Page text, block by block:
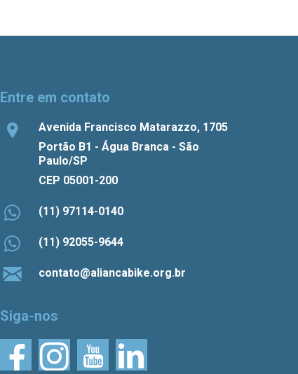
Entre em contato
Avenida Francisco Matarazzo, 1705
Portão B1 - Água Branca - São
Paulo/SP
CEP 05001-200
(11) 97114-0140
(11) 92055-9644
contato@aliancabike.org.br
Siga-nos